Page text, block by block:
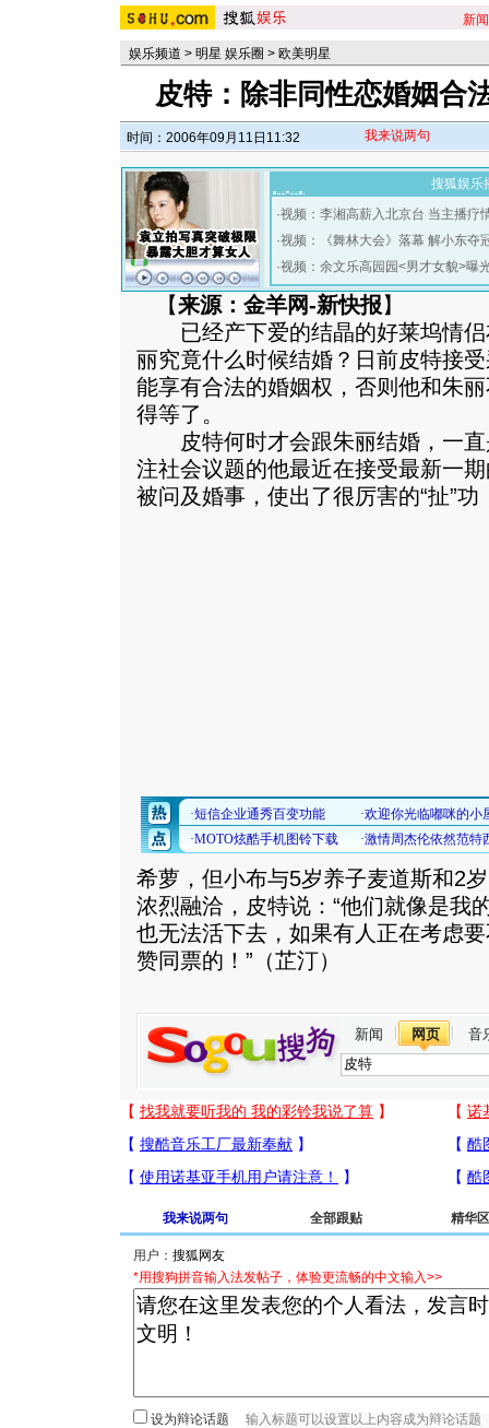
新闻
娱乐频道 > 明星 娱乐圈 > 欧美明星
皮特：除非同性恋婚姻合
时间：2006年09月11日11:32 我来说两句
搜狐娱乐
·视频：李湘高薪入北京台 当主播疗
·视频：《舞林大会》落幕 解小东夺
·视频：余文乐高园园<男才女貌>曝
【来源：金羊网-新快报】
已经产下爱的结晶的好莱坞情侣
丽究竟什么时候结婚？日前皮特接
能享有合法的婚姻权，否则他和朱
得等了。
皮特何时才会跟朱丽结婚，一直
注社会议题的他最近在接受最新一
被问及婚事，使出了很厉害的“扯”功
希萝，但小布与5岁养子麦道斯和2
浓烈融洽，皮特说：“他们就像是我
也无法活下去，如果有人正在考虑
赞同票的！”（芷汀）
新闻 网页 音
我来说两句 全部跟贴 精华区
用户：
*用搜狗拼音输入法发帖子，体验更流畅的中文输入>>
设为辩论话题